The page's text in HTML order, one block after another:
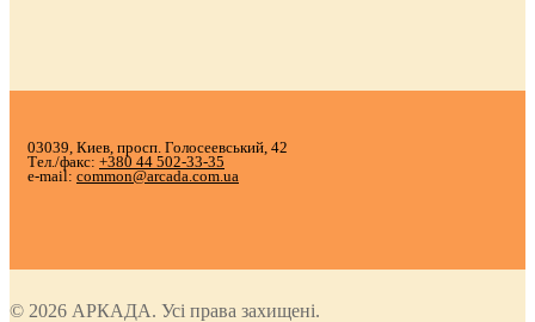
03039, Киев, просп. Голосеевський, 42
Тел./факс: +380 44 502-33-35
e-mail: common@arcada.com.ua
© 2026 АРКАДА. Усі права захищені.